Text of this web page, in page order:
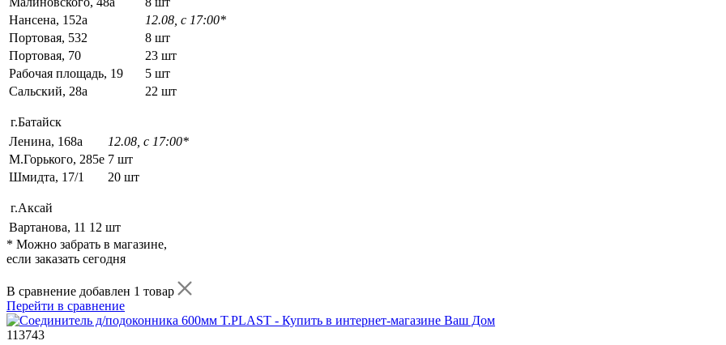
Нансена, 152а
12.08, с 17:00*
Портовая, 532
8 шт
Портовая, 70
23 шт
Рабочая площадь, 19
5 шт
Сальский, 28a
22 шт
г.Батайск
Ленина, 168а
12.08, с 17:00*
М.Горького, 285е 7 шт
Шмидта, 17/1
20 шт
г.Аксай
Вартанова, 11 12 шт
* Можно забрать в магазине,
если заказать сегодня
В сравнение добавлен 1 товар
Перейти в сравнение
113743